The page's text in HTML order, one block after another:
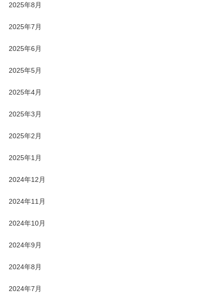
2025年8月
2025年7月
2025年6月
2025年5月
2025年4月
2025年3月
2025年2月
2025年1月
2024年12月
2024年11月
2024年10月
2024年9月
2024年8月
2024年7月